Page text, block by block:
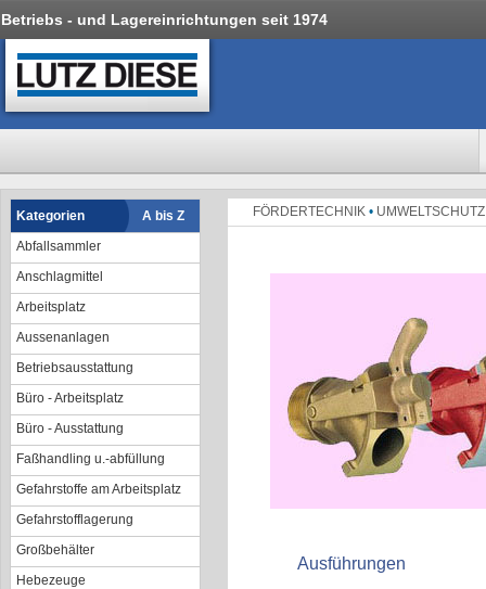
Betriebs - und Lagereinrichtungen seit 1974
Kategorien
A bis Z
Abfallsammler
Anschlagmittel
Arbeitsplatz
Aussenanlagen
Betriebsausstattung
Büro - Arbeitsplatz
Büro - Ausstattung
Faßhandling u.-abfüllung
Gefahrstoffe am Arbeitsplatz
Gefahrstofflagerung
Großbehälter
Hebezeuge
FÖRDERTECHNIK •
Ausführungen